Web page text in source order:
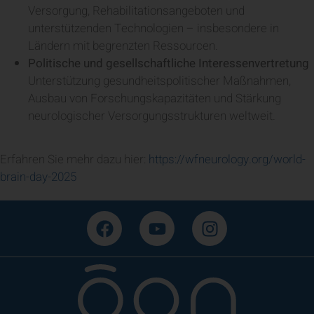
Versorgung, Rehabilitationsangeboten und
unterstützenden Technologien – insbesondere in
Ländern mit begrenzten Ressourcen.
Politische und gesellschaftliche Interessenvertretung
Unterstützung gesundheitspolitischer Maßnahmen,
Ausbau von Forschungskapazitäten und Stärkung
neurologischer Versorgungsstrukturen weltweit.
Erfahren Sie mehr dazu hier: https://wfneurology.org/world-
brain-day-2025